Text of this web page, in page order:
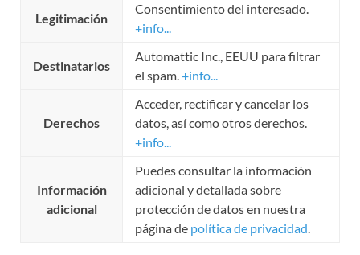
Legitimación
Consentimiento del interesado.
+info...
Destinatarios
Automattic Inc., EEUU para filtrar
el spam.+info...
Derechos
Acceder, rectificar y cancelar los
datos, así como otros derechos.
+info...
Información
adicional
Puedes consultar la información
adicional y detallada sobre
protección de datos en nuestra
página de política de privacidad.